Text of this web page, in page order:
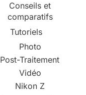
Conseils et
comparatifs
Tutoriels
Photo
Post-Traitement
Vidéo
Nikon Z